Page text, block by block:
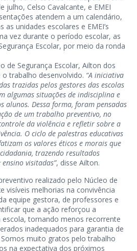
julho, Celso Cavalcante, e EMEI
atendem a um calendário,
unidades escolares e EMEI’s
vez durante o período escolar, as
Escolar, por meio da ronda
de Segurança Escolar, Ailton dos
trabalho desenvolvido. “A iniciativa
trazidas pelos gestores das escolas
algumas situações de indisciplina e
alunos. Dessa forma, foram pensadas
de um trabalho preventivo, no
da violência e refletir sobre a
O ciclo de palestras educativas
os valores éticos e morais que
trazendo resultados
visitadas”, disse Ailton.
realizado pelo Núcleo de
visíveis melhorias na convivência
equipe gestora, de professores e
que a ação reforçou a
escola, tornando menos recorrente
inadequados para garantia de
muito gratos pelo trabalho
na expectativa dos próximos